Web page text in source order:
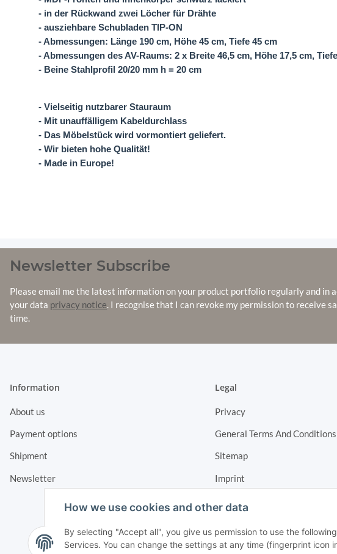
How we use cookies and other data
By selecting "Accept all", you give us permission to use the
Services. You can change the settings at any time (fingerprint icon
- in der Rückwand zwei Löcher für Drähte
- ausziehbare Schubladen TIP-ON
- Abmessungen: Länge 190 cm, Höhe 45 cm, Tiefe 45 cm
- Abmessungen des AV-Raums: 2 x Breite 46,5 cm, Höhe 17,5 cm,
- Beine Stahlprofil 20/20 mm h = 20 cm
- Vielseitig nutzbarer Stauraum
- Mit unauffälligem Kabeldurchlass
- Das Möbelstück wird vormontiert geliefert.
- Wir bieten hohe Qualität!
- Made in Europe!
Newsletter Subscribe
Please email me the latest information on your product portfolio regularly and in
your data privacy notice. I recognise that I can revoke my permission to receive
time.
Information
About us
Payment options
Shipment
Newsletter
Legal
Privacy
General Terms And Conditions
Sitemap
Imprint
Withdraw